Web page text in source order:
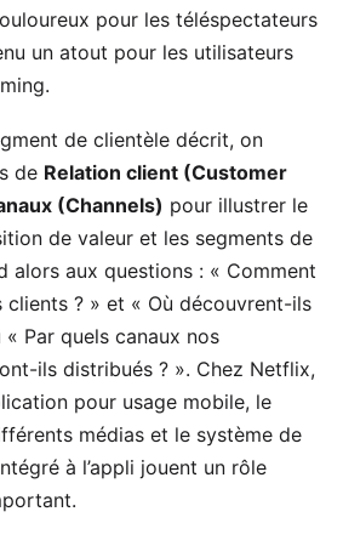
pour les téléspectateurs
un atout pour les utilisateurs
de clientèle décrit, on
de Relation client (Customer
(Channels) pour illustrer le
de valeur et les segments de
alors aux questions : « Comment
clients ? » et « Où découvrent-ils
Par quels canaux nos
ils distribués ? ». Chez Netflix,
pour usage mobile, le
médias et le système de
à l’appli jouent un rôle